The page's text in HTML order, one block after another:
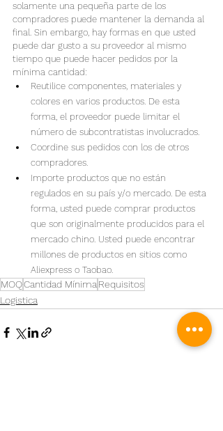
solamente una pequeña parte de los
compradores puede mantener la demanda al
final. Sin embargo, hay formas en que usted
puede dar gusto a su proveedor al mismo
tiempo que puede hacer pedidos por la
mínima cantidad:
Reutilice componentes, materiales y
colores en varios productos. De esta
forma, el proveedor puede limitar el
número de subcontratistas involucrados.
Coordine sus pedidos con los de otros
compradores.
Importe productos que no están
regulados en su país y/o mercado. De esta
forma, usted puede comprar productos
que son originalmente producidos para el
mercado chino. Usted puede encontrar
millones de productos en sitios como
Aliexpress o Taobao.
MOQCantidad MínimaRequisitos
Logistica